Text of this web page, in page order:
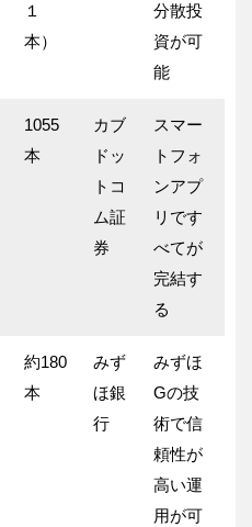
１
本）
分散投
資が可
能
1055
本
カブ
ドッ
トコ
ム証
券
スマー
トフォ
ンアプ
リです
べてが
完結す
る
約180
本
みず
ほ銀
行
みずほ
Gの技
術で信
頼性が
高い運
用が可